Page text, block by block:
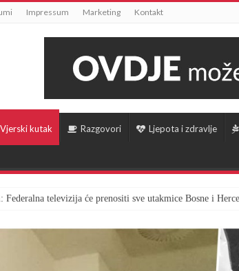
Impressum Marketing Kontakt
Vjerski kutak Razgovori Ljepota i zdravlje
Federalna televizija će prenositi sve utakmice Bosne i